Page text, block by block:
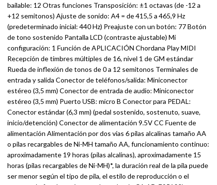
bailable: 12 Otras funciones Transposición: ±1 octavas (de -12 a
+12 semitonos) Ajuste de sonido: A4 = de 415,5 a 465,9 Hz
(predeterminado inicial: 440 Hz) Preajuste con un botón: 77 Botón
de tono sostenido Pantalla LCD (contraste ajustable) Mi
configuración: 1 Función de APLICACIÓN Chordana Play MIDI
Recepción de timbres múltiples de 16, nivel 1 de GM estándar
Rueda de inflexión de tonos de 0 a 12 semitonos Terminales de
entrada y salida Conector de teléfonos/salida: Miniconector
estéreo (3,5 mm) Conector de entrada de audio: Miniconector
estéreo (3,5 mm) Puerto USB: micro B Conector para PEDAL:
Conector estándar (6,3 mm) (pedal sostenido, sostenuto, suave,
inicio/detención) Conector de alimentación 9.5V CC Fuente de
alimentación Alimentación por dos vías 6 pilas alcalinas tamaño AA
o pilas recargables de Ni-MH tamaño AA, funcionamiento continuo:
aproximadamente 19 horas (pilas alcalinas), aproximadamente 15
horas (pilas recargables de Ni-MH)*, la duración real de la pila puede
ser menor según el tipo de pila, el estilo de reproducción o el